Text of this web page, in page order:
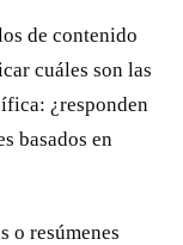
de contenido
cuáles son las
¿responden
basados en
o resúmenes